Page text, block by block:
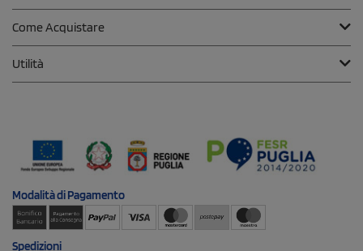
Come Acquistare
Utilità
Modalità diPagamento
Spedizioni